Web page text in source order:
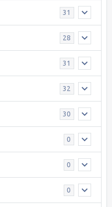
31
28
31
32
30
0
0
0